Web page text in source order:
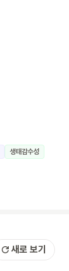
생태감수성
새로 보기